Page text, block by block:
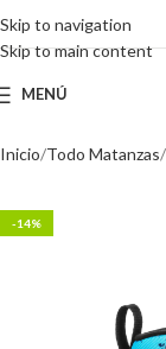
Skip to navigation
Skip to main content
MENÚ
Inicio Todo Matanzas
-14%